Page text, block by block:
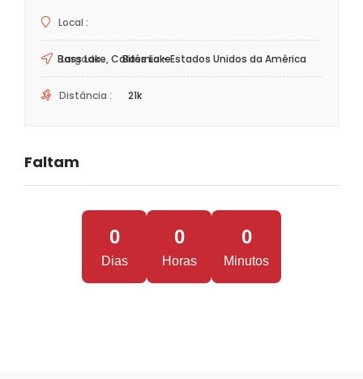
Local :
Bass Lake, Califórnia - Estados Unidos da América
Largada : Bass Lake
Distância : 21k
Faltam
0
Dias
0
Horas
0
Minutos